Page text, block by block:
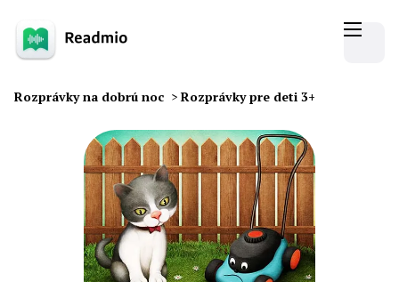
Rozprávky na dobrú noc > Rozprávky pre deti 3+